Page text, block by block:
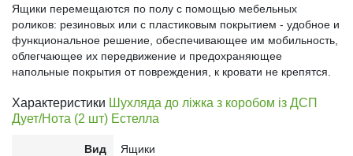
Ящики перемещаются по полу с помощью мебельных
роликов: резиновых или с пластиковым покрытием - удобное и
функциональное решение, обеспечивающее им мобильность,
облегчающее их передвижение и предохраняющее
напольные покрытия от повреждения, к кровати не крепятся.
Характеристики Шухляда до ліжка з коробом із ДСП
Дует/Нота (2 шт) Естелла
Вид Ящики